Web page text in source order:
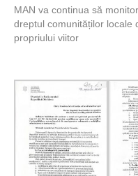
MAN va continua să
dreptul comunităților locale
propriului viitor